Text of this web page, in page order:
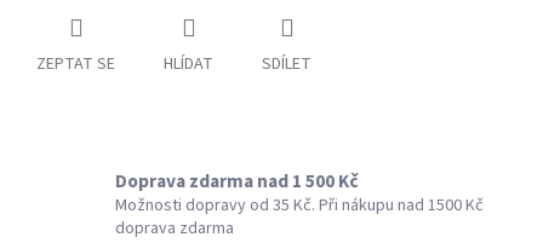
ZEPTAT SE HLÍDAT SDÍLET
Doprava zdarma nad 1 500 Kč
Možnosti dopravy od 35 Kč. Při nákupu nad 1500 Kč
doprava zdarma